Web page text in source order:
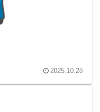
2025.10.28